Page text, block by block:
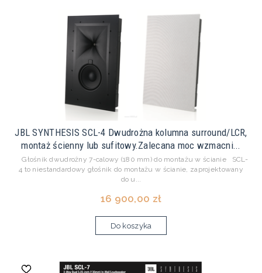
JBL SYNTHESIS SCL-4 Dwudrożna kolumna surround/LCR,
montaż ścienny lub sufitowy.Zalecana moc wzmacni...
Głośnik dwudrożny 7-calowy (180 mm) do montażu w ścianie SCL-
4 to niestandardowy głośnik do montażu w ścianie, zaprojektowany
do u...
16 900,00 zł
Do koszyka